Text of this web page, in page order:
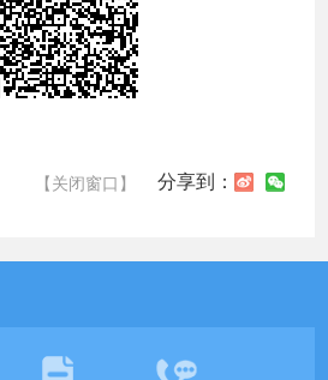
【关闭窗口】 分享到：